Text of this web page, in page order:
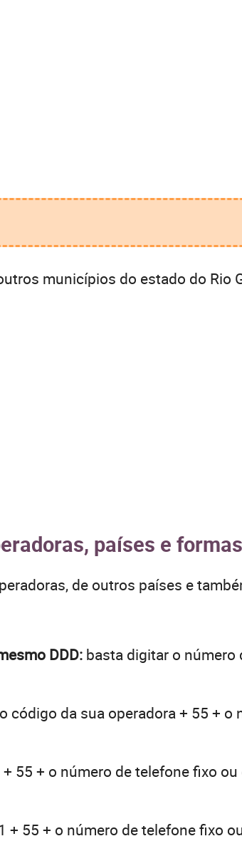
municípios do estado do Rio
países e
de outros países e
DDD: basta digitar o número
código da sua operadora + 55 + o
55 + o número de telefone fixo
+ 55 + o número de telefone fixo